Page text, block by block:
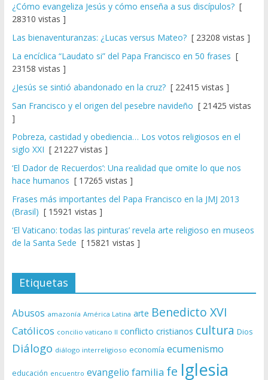
¿Cómo evangeliza Jesús y cómo enseña a sus discípulos?[
28310 vistas ]
Las bienaventuranzas: ¿Lucas versus Mateo?[ 23208 vistas ]
La encíclica “Laudato si” del Papa Francisco en 50 frases [
23158 vistas ]
¿Jesús se sintió abandonado en la cruz?[ 22415 vistas ]
San Francisco y el origen del pesebre navideño [ 21425 vistas
]
Pobreza, castidad y obediencia… Los votos religiosos en el
siglo XXI [ 21227 vistas ]
‘El Dador de Recuerdos’: Una realidad que omite lo que nos
hace humanos [ 17265 vistas ]
Frases más importantes del Papa Francisco en la JMJ 2013
(Brasil) [ 15921 vistas ]
‘El Vaticano: todas las pinturas’ revela arte religioso en museos
de la Santa Sede [ 15821 vistas ]
Etiquetas
Abusos amazonía América Latina arte Benedicto XVI
Católicos concilio vaticano II conflicto cristianos cultura Dios
Diálogo diálogo interreligioso economía ecumenismo
educación encuentro evangelio familia fe Iglesia